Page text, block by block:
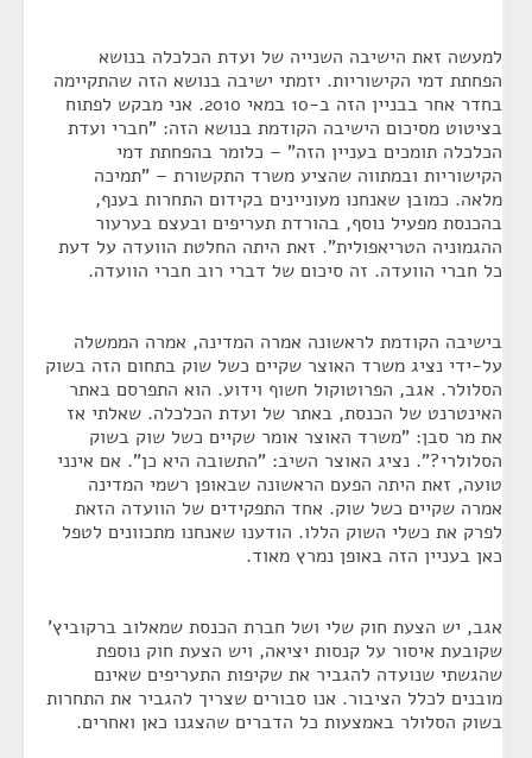
למעשה זאת הישיבה השנייה של ועדת הכלכלה בנושא
הפחתת דמי הקישוריות. יזמתי ישיבה בנושא הזה שהתקיימה
בחדר אחר בבניין הזה ב-10 במאי 2010. אני מבקש לפתוח
בציטוט מסיכום הישיבה הקודמת בנושא הזה: "חברי ועדת
הכלכלה תומכים בעניין הזה" – כלומר בהפחתת דמי
הקישוריות ובמתווה שהציע משרד התקשורת – "תמיכה
מלאה. כמובן שאנחנו מעוניינים בקידום התחרות בענף,
בהכנסת מפעיל נוסף, בהורדת תעריפים ובעצם בערעור
ההגמוניה הטריאפולית". זאת היתה החלטת הוועדה על דעת
כל חברי הוועדה. זה סיכום של דברי רוב חברי הוועדה.
בישיבה הקודמת לראשונה אמרה המדינה, אמרה הממשלה
על-ידי נציג משרד האוצר שקיים כשל שוק בתחום הזה בשוק
הסלולר. אגב, הפרוטוקול חשוף וידוע. הוא התפרסם באתר
האינטרנט של הכנסת, באתר של ועדת הכלכלה. שאלתי אז
את מר סבן: "משרד האוצר אומר שקיים כשל שוק בשוק
הסלולרי?". נציג האוצר השיב: "התשובה היא כן". אם אינני
טועה, זאת היתה הפעם הראשונה שבאופן רשמי המדינה
אמרה שקיים כשל שוק. אחד התפקידים של הוועדה הזאת
לפרק את כשלי השוק הללו. הודענו שאנחנו מתכוונים לטפל
כאן בעניין הזה באופן נמרץ מאוד.
אגב, יש הצעת חוק שלי ושל חברת הכנסת שמאלוב ברקוביץ'
שקובעת איסור על קנסות יציאה, ויש הצעת חוק נוספת
שהגשתי שנועדה להגביר את שקיפות התעריפים שאינם
מובנים לכלל הציבור. אנו סבורים שצריך להגביר את התחרות
בשוק הסלולר באמצעות כל הדברים שהצגנו כאן ואחרים.